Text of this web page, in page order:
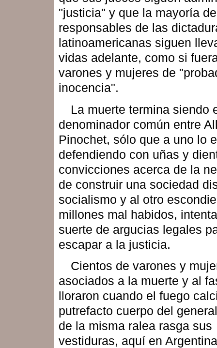
"justicia" y que la mayoría
responsables de las
latinoamericanas siguen
vidas adelante, como si
varones y mujeres de
inocencia".
La muerte termina siendo
denominador común entre
Pinochet, sólo que a uno lo
defendiendo con uñas y
convicciones acerca de la
de construir una sociedad
socialismo y al otro
millones mal habidos,
suerte de argucias legales
escapar a la justicia.
Cientos de varones y
asociados a la muerte y al
lloraron cuando el fuego
putrefacto cuerpo del
de la misma ralea rasga sus
vestiduras, aquí en